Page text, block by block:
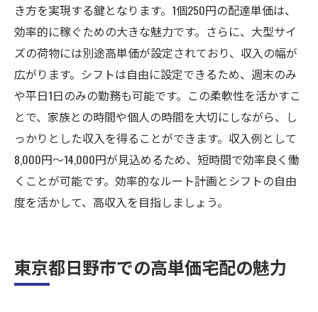
き方を実現する鍵となります。1個250円の配達単価は、
効率的に稼ぐための大きな魅力です。さらに、大型サイ
ズの荷物には別途高単価が設定されており、収入の幅が
広がります。シフトは自由に設定できるため、週末のみ
や平日1日のみの勤務も可能です。この柔軟性を活かすこ
とで、家族との時間や個人の時間を大切にしながら、し
っかりとした収入を得ることができます。収入例として
8,000円〜14,000円が見込めるため、短時間で効率良く働
くことが可能です。効率的なルート計画とシフトの自由
度を活かして、高収入を目指しましょう。
東京都日野市での高単価宅配の魅力